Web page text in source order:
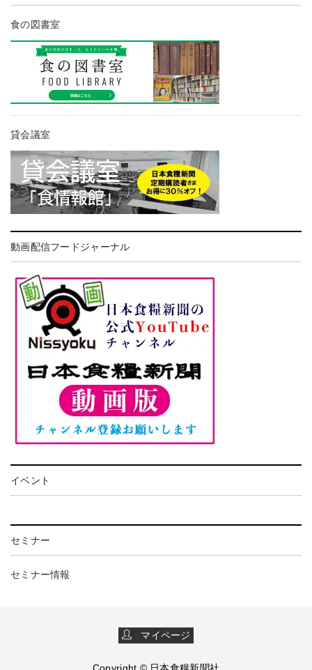
食の図書室
貸会議室
動画配信フードジャーナル
イベント
セミナー
セミナー情報
マイページ